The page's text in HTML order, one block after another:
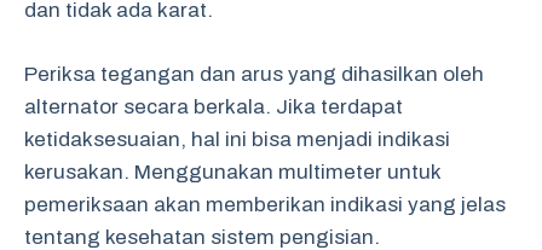
dan tidak ada karat.
Periksa tegangan dan arus yang dihasilkan oleh
alternator secara berkala. Jika terdapat
ketidaksesuaian, hal ini bisa menjadi indikasi
kerusakan. Menggunakan multimeter untuk
pemeriksaan akan memberikan indikasi yang jelas
tentang kesehatan sistem pengisian.